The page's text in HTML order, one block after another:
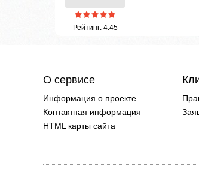
Рейтинг: 4.45
О сервисе
Информация о проекте
Контактная информация
HTML карты сайта